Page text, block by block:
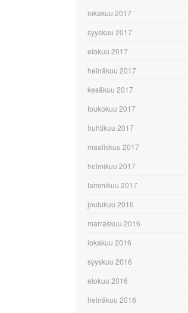
lokakuu 2017
syyskuu 2017
elokuu 2017
heinäkuu 2017
kesäkuu 2017
toukokuu 2017
huhtikuu 2017
maaliskuu 2017
helmikuu 2017
tammikuu 2017
joulukuu 2016
marraskuu 2016
lokakuu 2016
syyskuu 2016
elokuu 2016
heinäkuu 2016